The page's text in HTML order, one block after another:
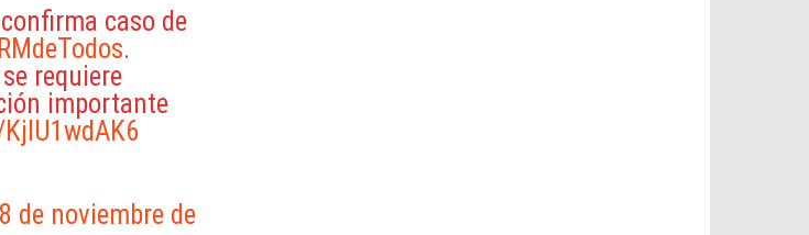
caso de
.
requiere
importante
de noviembre de